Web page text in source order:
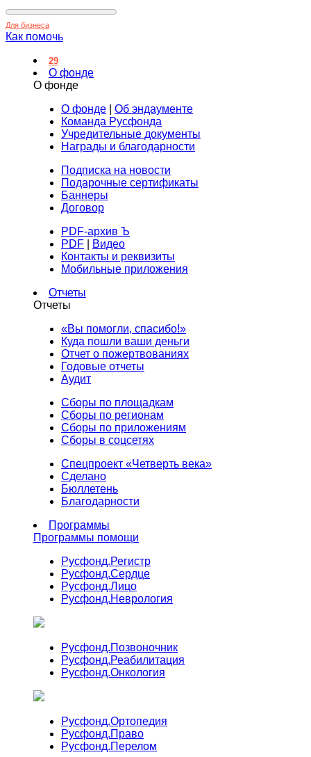
Для бизнеса
Как помочь
29
О фонде
О фонде
О фонде
Об эндаументе
Команда Русфонда
Учредительные документы
Награды и благодарности
Подписка на новости
Подарочные сертификаты
Баннеры
Договор
PDF-архив Ъ
PDF
Видео
Контакты и реквизиты
Мобильные приложения
Отчеты
Отчеты
«Вы помогли, спасибо!»
Куда пошли ваши деньги
Отчет о пожертвованиях
Годовые отчеты
Аудит
Сборы по площадкам
Сборы по регионам
Сборы по приложениям
Сборы в соцсетях
Спецпроект «Четверть века»
Сделано
Бюллетень
Благодарности
Программы
Программы помощи
Русфонд.Регистр
Русфонд.Сердце
Русфонд.Лицо
Русфонд.Неврология
Русфонд.Позвоночник
Русфонд.Реабилитация
Русфонд.Онкология
Русфонд.Ортопедия
Русфонд.Право
Русфонд.Перелом